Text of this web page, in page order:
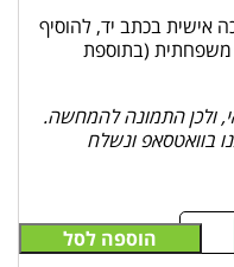
אישית בכתב יד, להוסיף
משפחתית (בתוספת
ולכן התמונה להמחשה.
בוואטסאפ ונשלח
הוספה לסל